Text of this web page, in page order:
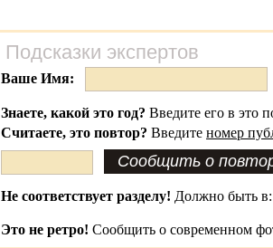
Подсказки экспертов
Ваше Имя:
Знаете, какой это год? Введите его в это
Считаете, это повтор? Введите номер
Не соответствует разделу! Должно быть
Это не ретро! Сообщить о современном